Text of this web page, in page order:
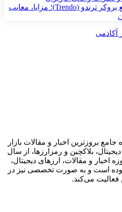
بررسی جامع بروکر ترندو (Trendo)؛ مزایا، معایب
آکادمی
جامع بروزترین اخبار و مقالات بازار
بلاکچین و رمزارزها، از سال
اخبار و مقالات، ارزهای‌ دیجیتال،
است و به صورت تخصصی نیز در
فعالیت می‌کند.